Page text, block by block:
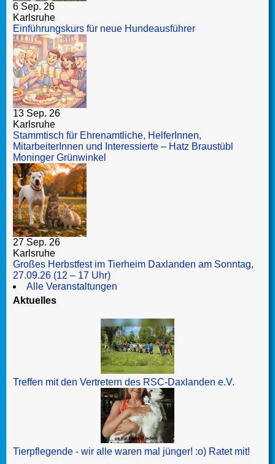
6 Sep. 26
Karlsruhe
Einführungskurs für neue Hundeausführer
13 Sep. 26
Karlsruhe
Stammtisch für Ehrenamtliche, HelferInnen,
MitarbeiterInnen und Interessierte – Hatz Braustübl
Moninger Grünwinkel
27 Sep. 26
Karlsruhe
Großes Herbstfest im Tierheim Daxlanden am Sonntag,
27.09.26 (12 – 17 Uhr)
Alle Veranstaltungen
Aktuelles
Treffen mit den Vertretern des RSC-Daxlanden e.V.
Tierpflegende - wir alle waren mal jünger! :o) Ratet mit!